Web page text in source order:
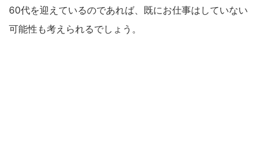
60代を迎えているのであれば、既にお仕事はしていない
可能性も考えられるでしょう。